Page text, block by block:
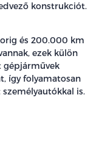
konstrukciót.
és 200.000 km
ezek külön
gépjárművek
így folyamatosan
is.